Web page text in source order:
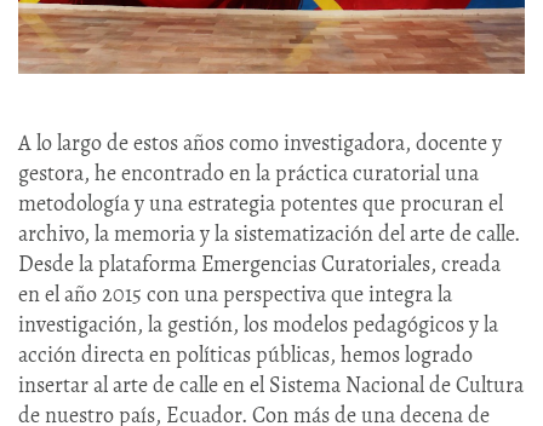
A lo largo de estos años como investigadora, docente y
gestora, he encontrado en la práctica curatorial una
metodología y una estrategia potentes que procuran el
archivo, la memoria y la sistematización del arte de calle.
Desde la plataforma Emergencias Curatoriales, creada
en el año 2015 con una perspectiva que integra la
investigación, la gestión, los modelos pedagógicos y la
acción directa en políticas públicas, hemos logrado
insertar al arte de calle en el Sistema Nacional de Cultura
de nuestro país, Ecuador. Con más de una decena de